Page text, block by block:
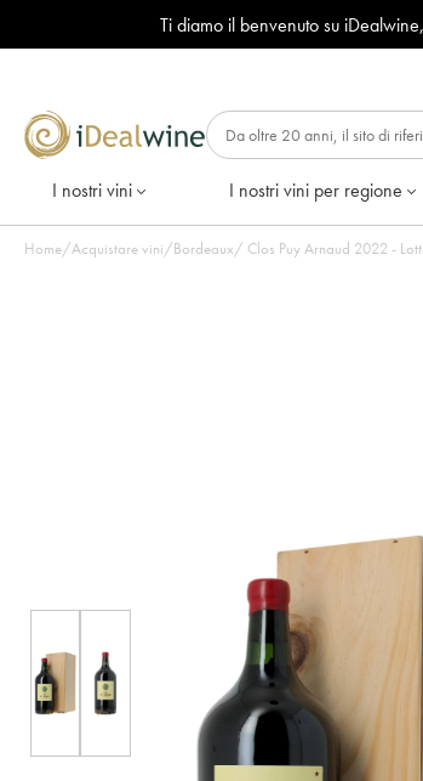
Ti diamo il benvenuto su
I nostri vini I nostri vini per regione
Home/Acquistare vini/Bordeaux/ Clos Puy Arnaud 2022 -